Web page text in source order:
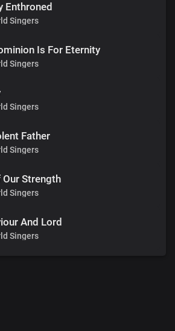
Enthroned
Singers
Is For Eternity
Singers
Singers
Father
Singers
Our Strength
Singers
And Lord
Singers